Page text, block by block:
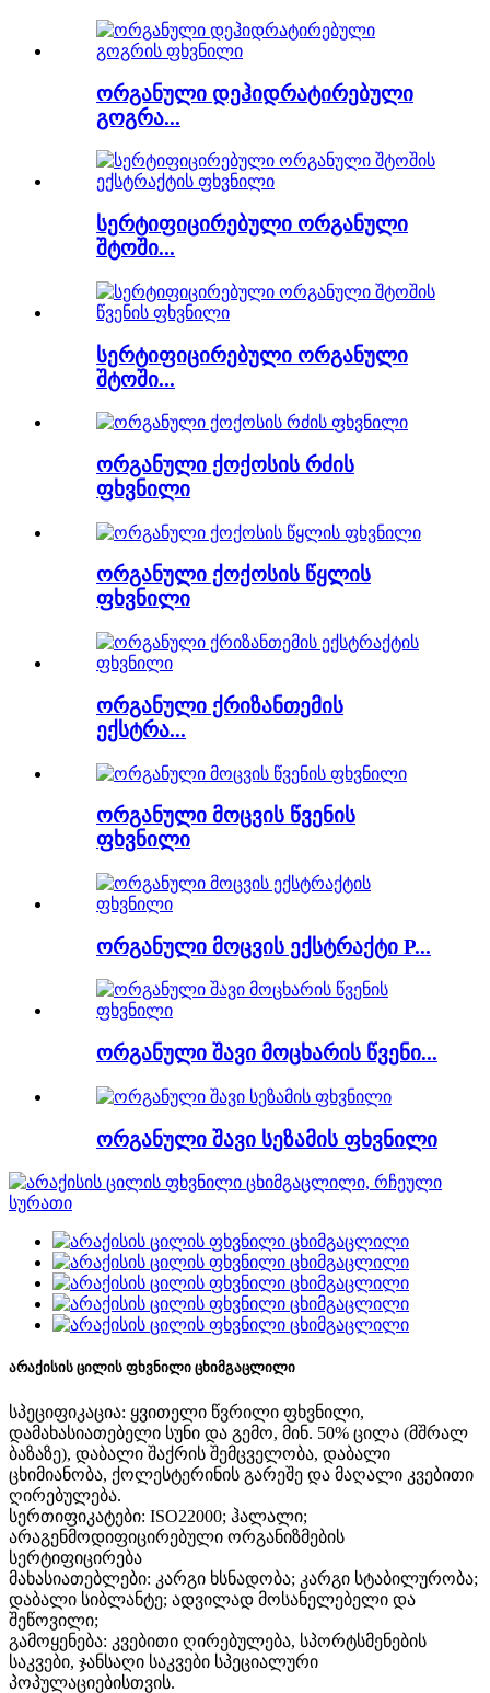
ორგანული დეჰიდრატირებული
გოგრა...
სერტიფიცირებული ორგანული
შტოში...
სერტიფიცირებული ორგანული
შტოში...
ორგანული ქოქოსის რძის
ფხვნილი
ორგანული ქოქოსის წყლის
ფხვნილი
ორგანული ქრიზანთემის
ექსტრა...
ორგანული მოცვის წვენის
ფხვნილი
ორგანული მოცვის ექსტრაქტი P...
ორგანული შავი მოცხარის წვენი...
ორგანული შავი სეზამის ფხვნილი
არაქისის ცილის ფხვნილი ცხიმგაცლილი
სპეციფიკაცია: ყვითელი წვრილი ფხვნილი,
დამახასიათებელი სუნი და გემო, მინ. 50% ცილა (მშრალ
ბაზაზე), დაბალი შაქრის შემცველობა, დაბალი
ცხიმიანობა, ქოლესტერინის გარეშე და მაღალი კვებითი
ღირებულება.
სერთიფიკატები: ISO22000; ჰალალი;
არაგენმოდიფიცირებული ორგანიზმების
სერტიფიცირება
მახასიათებლები: კარგი ხსნადობა; კარგი სტაბილურობა;
დაბალი სიბლანტე; ადვილად მოსანელებელი და
შეწოვილი;
გამოყენება: კვებითი ღირებულება, სპორტსმენების
საკვები, ჯანსაღი საკვები სპეციალური
პოპულაციებისთვის.